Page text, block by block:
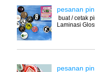
pesanan
buat / cetak
Laminasi
pesanan